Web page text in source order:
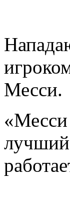
Месси.
«Месси
лучший